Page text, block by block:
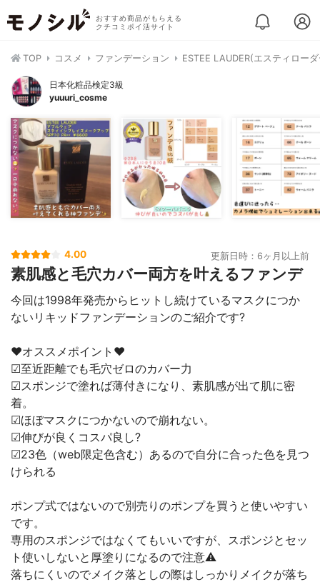
おすすめ商品がもらえる
クチコミポイ活サイト
TOP コスメ ファンデーション ESTEE LAUDER(エスティロー
日本化粧品検定3級
yuuuri_cosme
4.00 更新日時：6ヶ月以上前
素肌感と毛穴カバー両方を叶えるファンデ
今回は1998年発売からヒットし続けているマスクにつか
ないリキッドファンデーションのご紹介です?
❤︎オススメポイント❤︎
☑︎至近距離でも毛穴ゼロのカバー力
☑︎スポンジで塗れば薄付きになり、素肌感が出て肌に密
着。
☑︎ほぼマスクにつかないので崩れない。
☑︎伸びが良くコスパ良し?
☑︎23色（web限定色含む）あるので自分に合った色を見つ
けられる
ポンプ式ではないので別売りのポンプを買うと使いやすい
です。
専用のスポンジではなくてもいいですが、スポンジとセッ
ト使いしないと厚塗りになるので注意⚠️
落ちにくいのでメイク落としの際はしっかりメイクが落ち